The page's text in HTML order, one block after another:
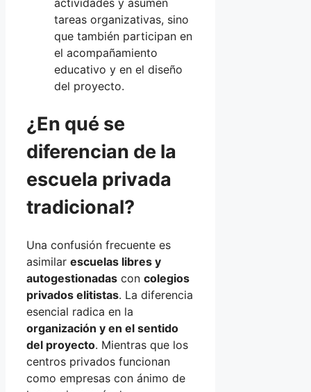
actividades y asumen
tareas organizativas, sino
que también participan en
el acompañamiento
educativo y en el diseño
del proyecto.
¿En qué se
diferencian de la
escuela privada
tradicional?
Una confusión frecuente es
asimilar escuelas libres y
autogestionadas con colegios
privados elitistas. La diferencia
esencial radica en la
organización y en el sentido
del proyecto. Mientras que los
centros privados funcionan
como empresas con ánimo de